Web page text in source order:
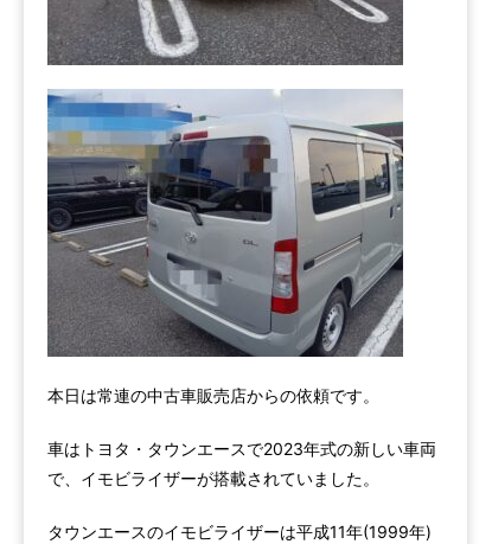
本日は常連の中古車販売店からの依頼です。
車はトヨタ・タウンエースで2023年式の新しい車両
で、イモビライザーが搭載されていました。
タウンエースのイモビライザーは平成11年(1999年)